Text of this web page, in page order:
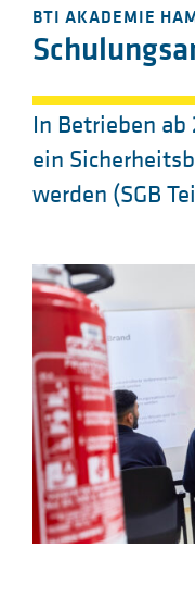
BTI AKADEMIE
In Betrieben
ein
werden (SGB